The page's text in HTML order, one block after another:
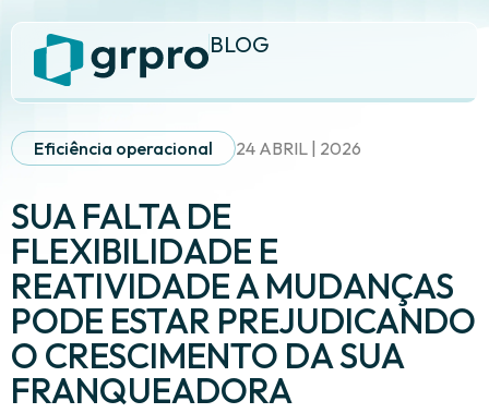
BLOG
Eficiência operacional 24 ABRIL | 2026
SUA FALTA DE
FLEXIBILIDADE E
REATIVIDADE A MUDANÇAS
PODE ESTAR PREJUDICANDO
O CRESCIMENTO DA SUA
FRANQUEADORA